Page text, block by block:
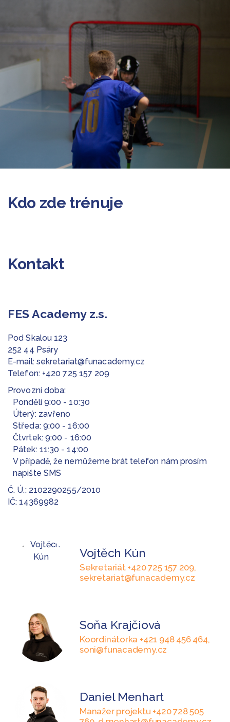
Kdo zde trénuje
Kontakt
FES Academy z.s.
Pod Skalou 123
252 44 Psáry
E-mail: sekretariat@funacademy.cz
Telefon: +420 725 157 209
Provozní doba:
Pondělí 9:00 - 10:30
Úterý: zavřeno
Středa: 9:00 - 16:00
Čtvrtek: 9:00 - 16:00
Pátek: 11:30 - 14:00
V případě, že nemůžeme brát telefon nám prosím
napište SMS
Č. Ú.: 2102290255/2010
IČ: 14369982
Vojtěch Kún
Sekretariát +420 725 157 209,
sekretariat@funacademy.cz
Soňa Krajčiová
Koordinátorka +421 948 456 464,
soni@funacademy.cz
Daniel Menhart
Manažer projektu +420 728 505